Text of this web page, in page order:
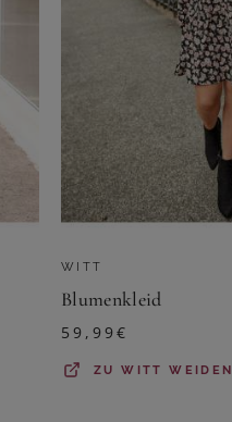
WITT
Blumenkleid
59,99€
ZUWITT WEIDEN